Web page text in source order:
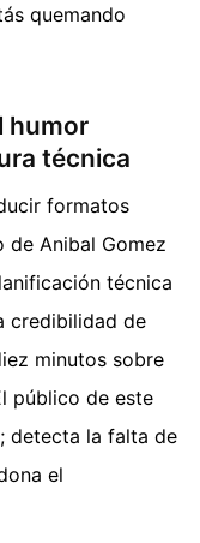
quemando
humor
técnica
formatos
de Anibal Gomez
técnica
credibilidad de
minutos sobre
público de este
detecta la falta de
el